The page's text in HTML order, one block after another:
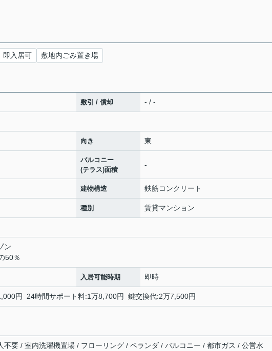
即入居可 敷地内ごみ置き場
敷引 / 償却 - / -
向き 東
バルコニー
(テラス)面積
-
建物構造 鉄筋コンクリート
種別 賃貸マンション
ン
50％
入居可能時期 即時
円 24時間サポート料:1万8,700円 鍵交換代:2万7,500円
不要 / 室内洗濯機置場 / フローリング / ベランダ / バルコニー / 都市ガス / 公営水